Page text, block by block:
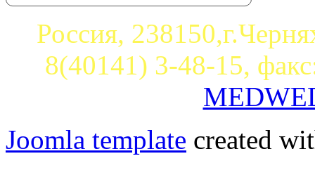
Россия,
8(40141) 3-48-15,
Joomla template created